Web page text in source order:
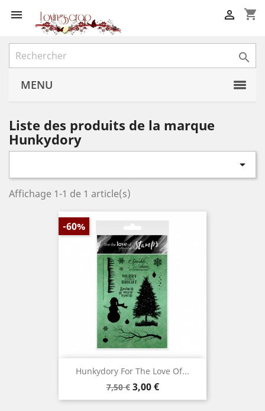
 shopping_cart


MENU
Liste des produits de la marque
Hunkydory

Affichage 1-1 de 1 article(s)
Hunkydory For The Love Of...
Prix
de
7,50 € Prix
3,00 €
-60%